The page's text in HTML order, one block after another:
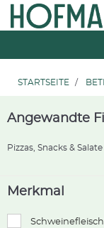
Zum
Inhalt
Zum
Navigationsmenü
STARTSEITE
Angewandte
Pizzas, Snacks & Salate
Merkmal